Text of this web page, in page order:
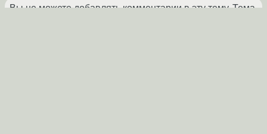
Вы не можете добавлять комментарии в эту тему. Тема